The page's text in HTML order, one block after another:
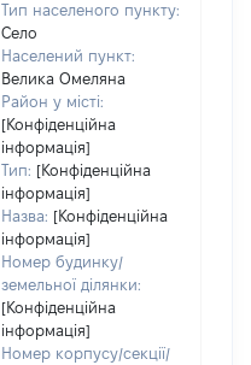
Тип населеного пункту:
Село
Населений пункт:
Велика Омеляна
Район у місті:
[Конфіденційна
інформація]
Тип: [Конфіденційна
інформація]
Назва: [Конфіденційна
інформація]
Номер будинку/
земельної ділянки:
[Конфіденційна
інформація]
Номер корпусу/секції/